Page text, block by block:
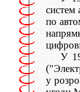
систем
по
У
у